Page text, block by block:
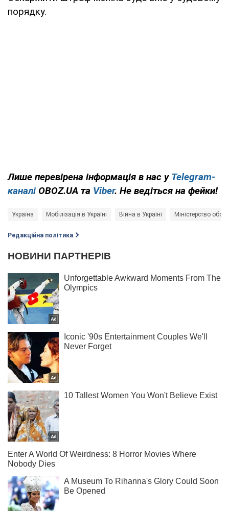
порядку.
Лише перевірена інформація в нас у Telegram-
каналі OBOZ.UA та Viber. Не ведіться на фейки!
Україна Мобілізація в Україні Війна в Україні Міністерство
Редакційна політика